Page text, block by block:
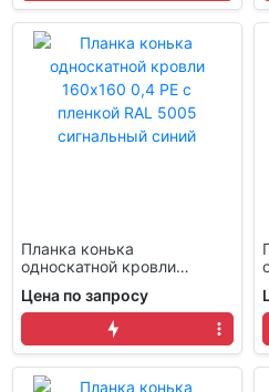
Планка конька
односкатной кровли
RAL 5005 сигнальный
синий
Цена по запросу